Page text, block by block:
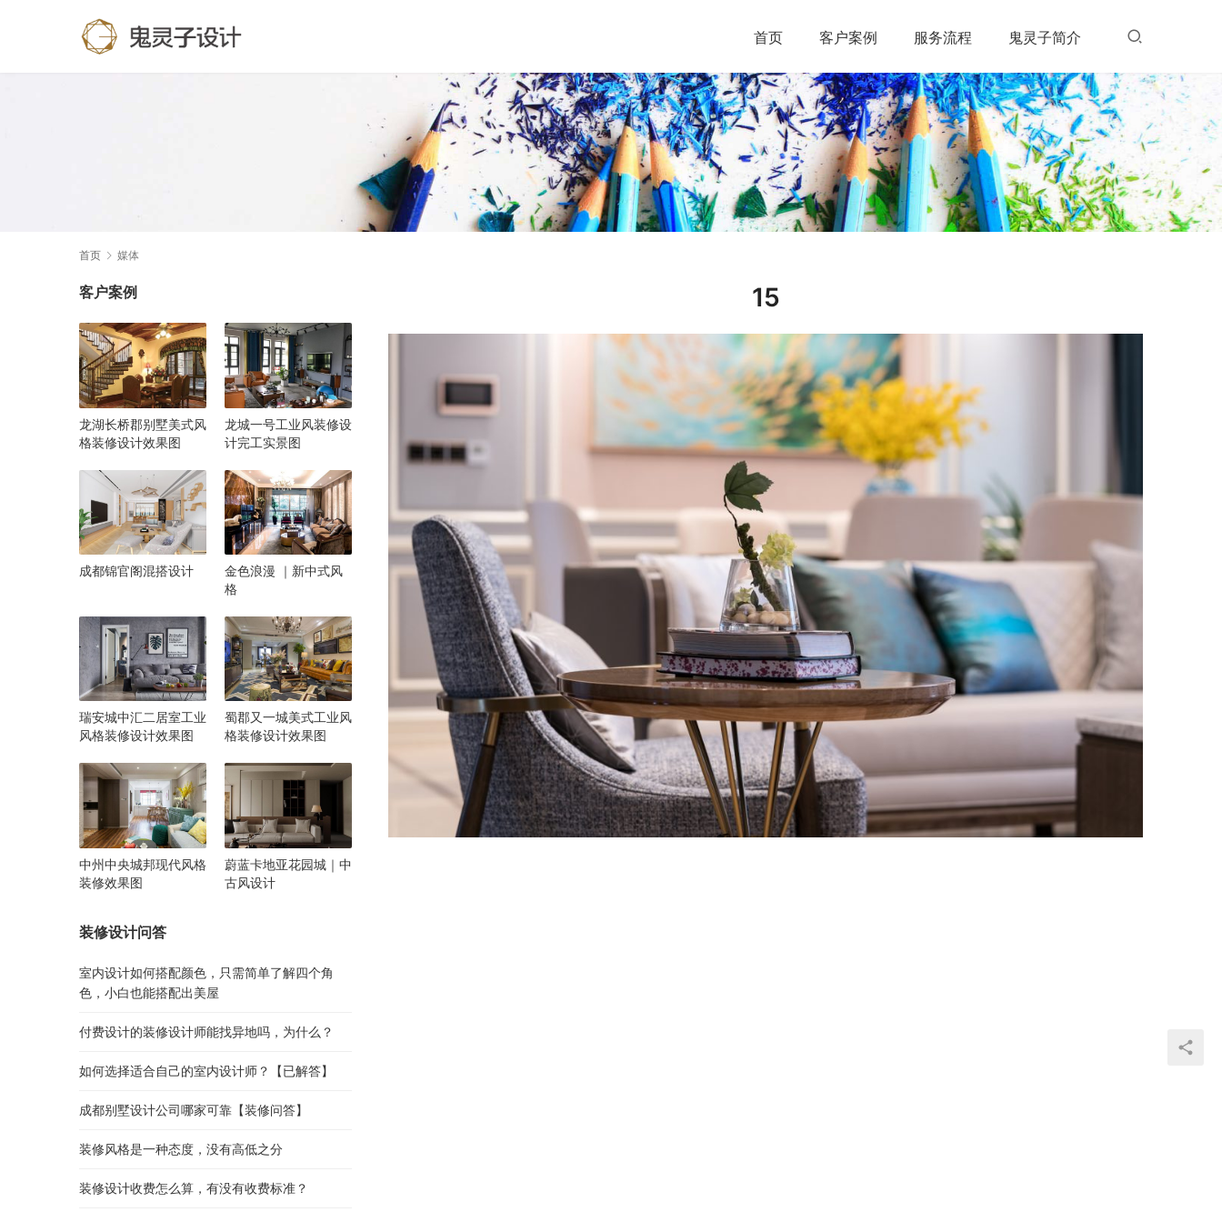
首页 客户案例 服务流程 鬼灵子简介
首页 媒体
15
客户案例
龙湖长桥郡别墅美式风
格装修设计效果图
龙城一号工业风装修设
计完工实景图
成都锦官阁混搭设计
金色浪漫 ｜新中式风
格
瑞安城中汇二居室工业
风格装修设计效果图
蜀郡又一城美式工业风
格装修设计效果图
中州中央城邦现代风格
装修效果图
蔚蓝卡地亚花园城｜中
古风设计
装修设计问答
室内设计如何搭配颜色，只需简单了解四个角
色，小白也能搭配出美屋
付费设计的装修设计师能找异地吗，为什么？
如何选择适合自己的室内设计师？【已解答】
成都别墅设计公司哪家可靠【装修问答】
装修风格是一种态度，没有高低之分
装修设计收费怎么算，有没有收费标准？